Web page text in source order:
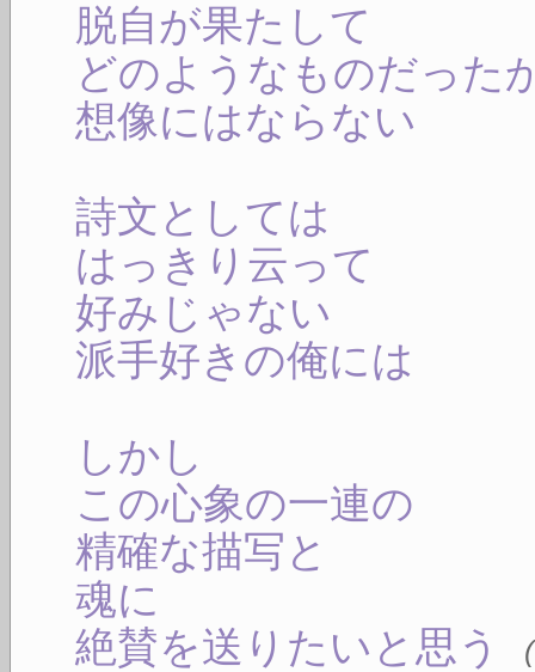
脱自が果たして
どのようなものだった
想像にはならない
詩文としては
はっきり云って
好みじゃない
派手好きの俺には
しかし
この心象の一連の
精確な描写と
魂に
絶賛を送りたいと思う
(